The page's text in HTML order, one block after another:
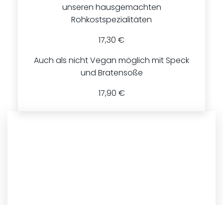
unseren hausgemachten
Rohkostspezialitäten
17,30 €
Auch als nicht Vegan möglich mit Speck
und Bratensoße
17,90 €